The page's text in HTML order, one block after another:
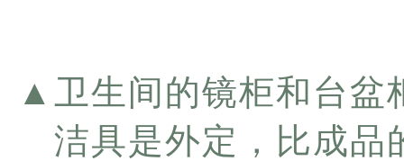
▲ 卫生间的镜柜和台盆
洁具是外定，比成品